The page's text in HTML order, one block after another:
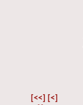
[<<] [<]